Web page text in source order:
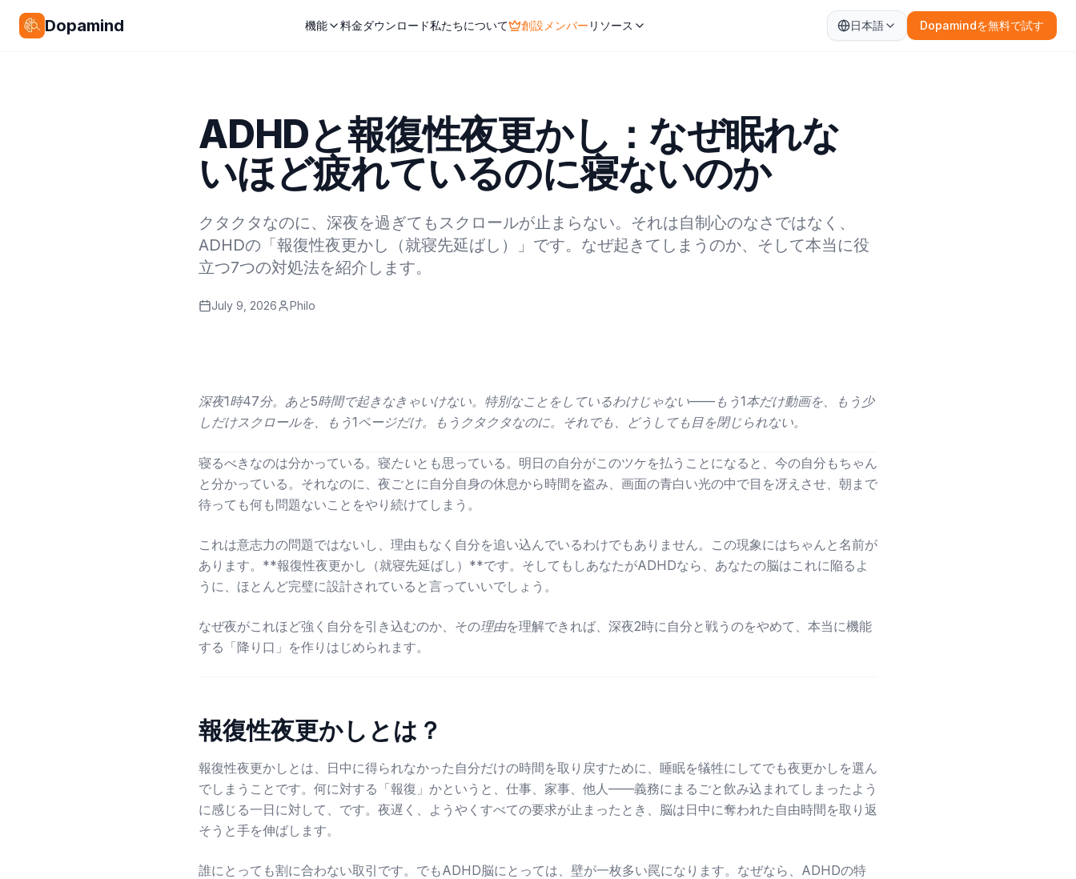
Dopamind 機能 料金ダウンロード私たちについて 創設メンバー リソース 日本語 Dopamindを無料で試す
ADHDと報復性夜更かし：なぜ眠れな
いほど疲れているのに寝ないのか
クタクタなのに、深夜を過ぎてもスクロールが止まらない。それは自制心のなさではなく、
ADHDの「報復性夜更かし（就寝先延ばし）」です。なぜ起きてしまうのか、そして本当に役
立つ7つの対処法を紹介します。
July 9, 2026 Philo
深夜1時47分。あと5時間で起きなきゃいけない。特別なことをしているわけじゃない——もう1本だけ動画を、もう少
しだけスクロールを、もう1ページだけ。もうクタクタなのに。それでも、どうしても目を閉じられない。
寝るべきなのは分かっている。寝たいとも思っている。明日の自分がこのツケを払うことになると、今の自分もちゃん
と分かっている。それなのに、夜ごとに自分自身の休息から時間を盗み、画面の青白い光の中で目を冴えさせ、朝まで
待っても何も問題ないことをやり続けてしまう。
これは意志力の問題ではないし、理由もなく自分を追い込んでいるわけでもありません。この現象にはちゃんと名前が
あります。**報復性夜更かし（就寝先延ばし）**です。そしてもしあなたがADHDなら、あなたの脳はこれに陥るよ
うに、ほとんど完璧に設計されていると言っていいでしょう。
なぜ夜がこれほど強く自分を引き込むのか、その理由を理解できれば、深夜2時に自分と戦うのをやめて、本当に機能
する「降り口」を作りはじめられます。
報復性夜更かしとは？
報復性夜更かしとは、日中に得られなかった自分だけの時間を取り戻すために、睡眠を犠牲にしてでも夜更かしを選ん
でしまうことです。何に対する「報復」かというと、仕事、家事、他人——義務にまるごと飲み込まれてしまったよう
に感じる一日に対して、です。夜遅く、ようやくすべての要求が止まったとき、脳は日中に奪われた自由時間を取り返
そうと手を伸ばします。
誰にとっても割に合わない取引です。でもADHD脳にとっては、壁が一枚多い罠になります。なぜなら、ADHDの特